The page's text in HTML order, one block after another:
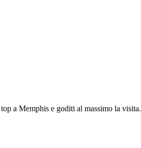
a Memphis e goditi al massimo la visita.